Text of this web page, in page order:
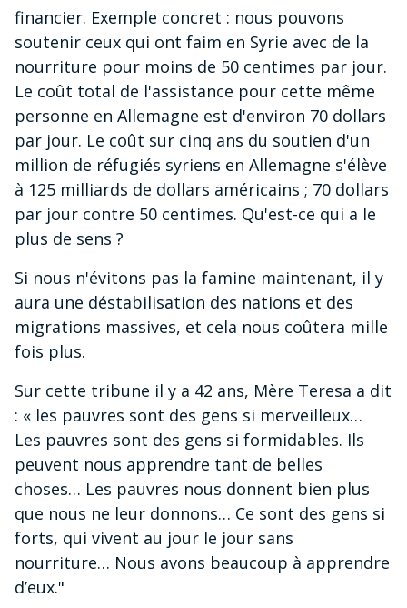
financier. Exemple concret : nous pouvons
soutenir ceux qui ont faim en Syrie avec de la
nourriture pour moins de 50 centimes par jour.
Le coût total de l'assistance pour cette même
personne en Allemagne est d'environ 70 dollars
par jour. Le coût sur cinq ans du soutien d'un
million de réfugiés syriens en Allemagne s'élève
à 125 milliards de dollars américains ; 70 dollars
par jour contre 50 centimes. Qu'est-ce qui a le
plus de sens ?
Si nous n'évitons pas la famine maintenant, il y
aura une déstabilisation des nations et des
migrations massives, et cela nous coûtera mille
fois plus.
Sur cette tribune il y a 42 ans, Mère Teresa a dit
: « les pauvres sont des gens si merveilleux…
Les pauvres sont des gens si formidables. Ils
peuvent nous apprendre tant de belles
choses… Les pauvres nous donnent bien plus
que nous ne leur donnons… Ce sont des gens si
forts, qui vivent au jour le jour sans
nourriture… Nous avons beaucoup à apprendre
d’eux."